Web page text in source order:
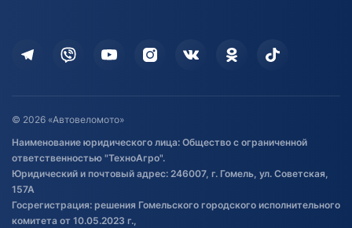
Дополнительные услуги
Оставить отзыв
Договор публичной оферты
Обработка файлов cookie
Постановка транспорта на учет
Обновления в ЭПТС 2024
© 2026 «Автовеломото»
Наименование юридического лица: Общество с ограниченной
ответственностью "ТехноАгро".
Юридический и почтовый адрес: 246007, г. Гомель, ул. Советская,
157А
Госрегистрация: решения Гомельского городского исполнительного
комитета от 10.05.2023 г.,